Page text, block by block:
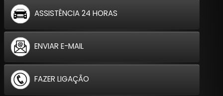
ASSISTÊNCIA 24 HORAS
ENVIAR E-MAIL
FAZER LIGAÇÃO